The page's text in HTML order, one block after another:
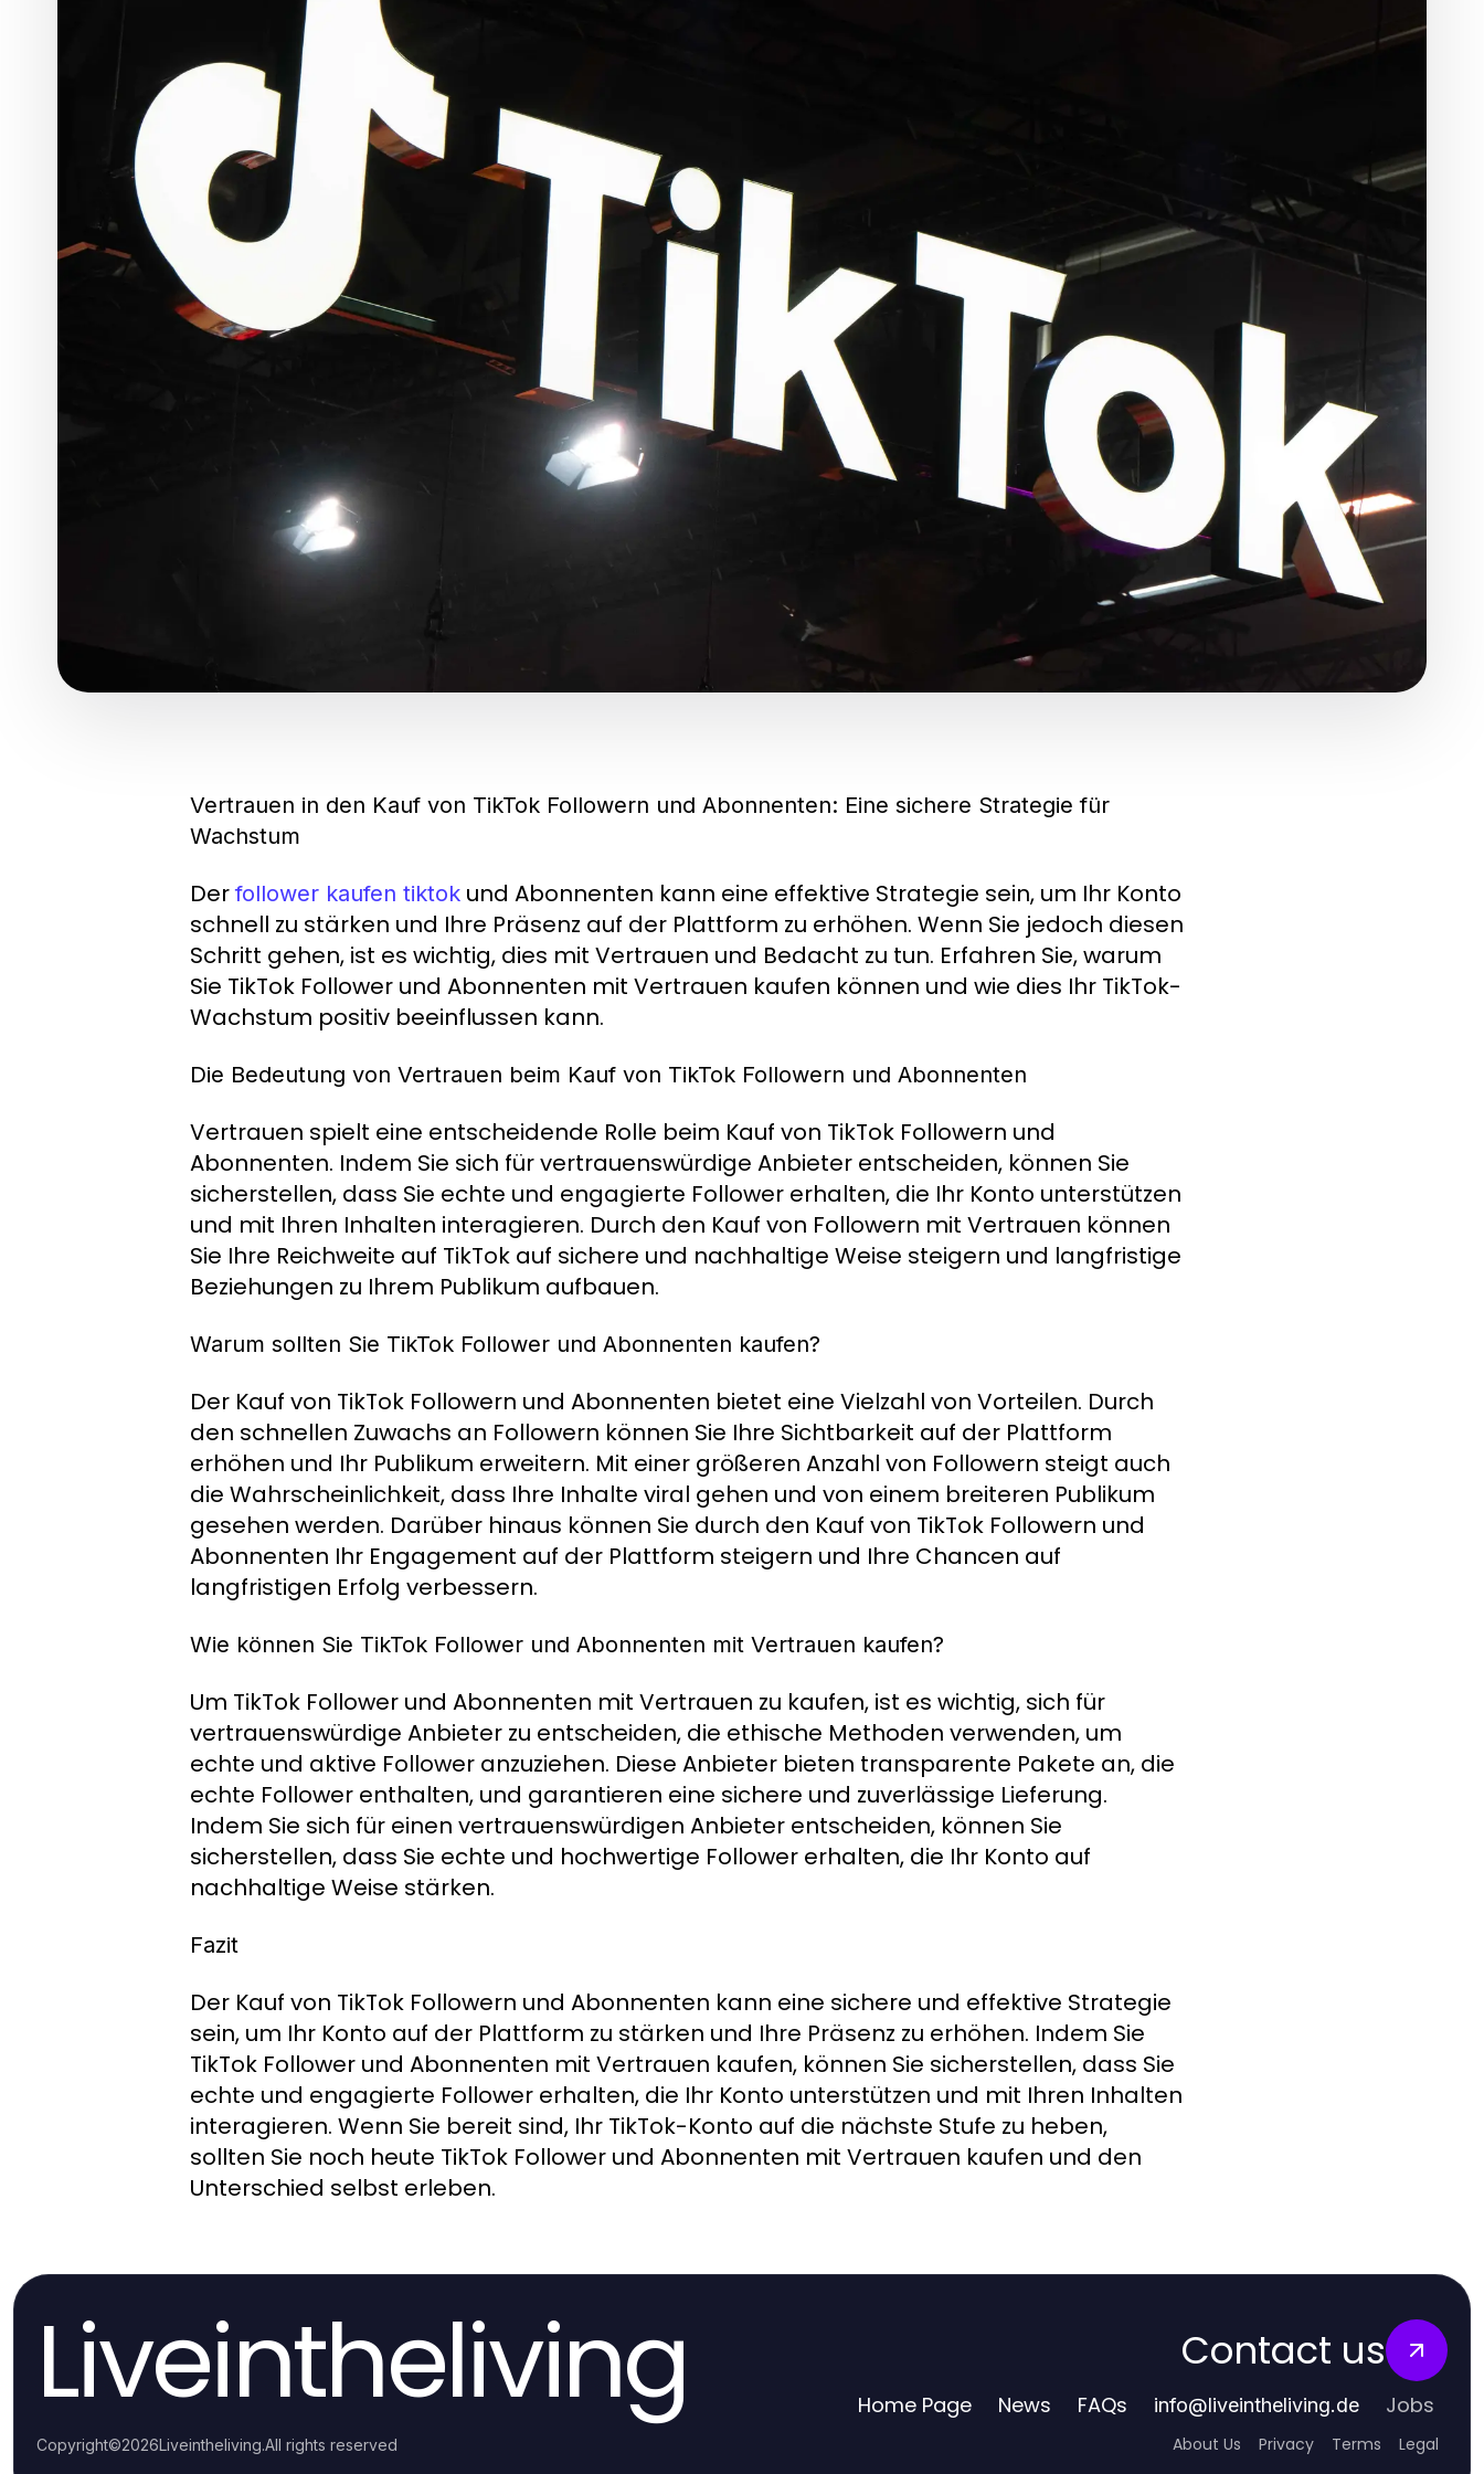
Vertrauen in den Kauf von TikTok Followern und Abonnenten: Eine sichere Strategie für
Wachstum
Derfollower kaufen tiktok und Abonnenten kann eine effektive Strategie sein, um Ihr Konto
schnell zu stärken und Ihre Präsenz auf der Plattform zu erhöhen. Wenn Sie jedoch diesen
Schritt gehen, ist es wichtig, dies mit Vertrauen und Bedacht zu tun. Erfahren Sie, warum
Sie TikTok Follower und Abonnenten mit Vertrauen kaufen können und wie dies Ihr TikTok-
Wachstum positiv beeinflussen kann.
Die Bedeutung von Vertrauen beim Kauf von TikTok Followern und Abonnenten
Vertrauen spielt eine entscheidende Rolle beim Kauf von TikTok Followern und
Abonnenten. Indem Sie sich für vertrauenswürdige Anbieter entscheiden, können Sie
sicherstellen, dass Sie echte und engagierte Follower erhalten, die Ihr Konto unterstützen
und mit Ihren Inhalten interagieren. Durch den Kauf von Followern mit Vertrauen können
Sie Ihre Reichweite auf TikTok auf sichere und nachhaltige Weise steigern und langfristige
Beziehungen zu Ihrem Publikum aufbauen.
Warum sollten Sie TikTok Follower und Abonnenten kaufen?
Der Kauf von TikTok Followern und Abonnenten bietet eine Vielzahl von Vorteilen. Durch
den schnellen Zuwachs an Followern können Sie Ihre Sichtbarkeit auf der Plattform
erhöhen und Ihr Publikum erweitern. Mit einer größeren Anzahl von Followern steigt auch
die Wahrscheinlichkeit, dass Ihre Inhalte viral gehen und von einem breiteren Publikum
gesehen werden. Darüber hinaus können Sie durch den Kauf von TikTok Followern und
Abonnenten Ihr Engagement auf der Plattform steigern und Ihre Chancen auf
langfristigen Erfolg verbessern.
Wie können Sie TikTok Follower und Abonnenten mit Vertrauen kaufen?
Um TikTok Follower und Abonnenten mit Vertrauen zu kaufen, ist es wichtig, sich für
vertrauenswürdige Anbieter zu entscheiden, die ethische Methoden verwenden, um
echte und aktive Follower anzuziehen. Diese Anbieter bieten transparente Pakete an, die
echte Follower enthalten, und garantieren eine sichere und zuverlässige Lieferung.
Indem Sie sich für einen vertrauenswürdigen Anbieter entscheiden, können Sie
sicherstellen, dass Sie echte und hochwertige Follower erhalten, die Ihr Konto auf
nachhaltige Weise stärken.
Fazit
Der Kauf von TikTok Followern und Abonnenten kann eine sichere und effektive Strategie
sein, um Ihr Konto auf der Plattform zu stärken und Ihre Präsenz zu erhöhen. Indem Sie
TikTok Follower und Abonnenten mit Vertrauen kaufen, können Sie sicherstellen, dass Sie
echte und engagierte Follower erhalten, die Ihr Konto unterstützen und mit Ihren Inhalten
interagieren. Wenn Sie bereit sind, Ihr TikTok-Konto auf die nächste Stufe zu heben,
sollten Sie noch heute TikTok Follower und Abonnenten mit Vertrauen kaufen und den
Unterschied selbst erleben.
Liveintheliving Contact us
Home Page News FAQs info@liveintheliving.de Jobs
Copyright©2026Liveintheliving.All rights reserved About Us Privacy Terms Legal